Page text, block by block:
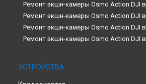
Ремонт экшн-камеры Osmo Action DJI в
Ремонт экшн-камеры Osmo Action DJI в
Ремонт экшн-камеры Osmo Action DJI в
Ремонт экшн-камеры Osmo Action DJI в
Ремонт экшн-камеры Osmo Action DJI в
УСТРОЙСТВА